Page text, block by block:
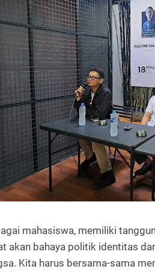
mahasiswa, memiliki
akan bahaya politik identitas
Kita harus bersama-sama